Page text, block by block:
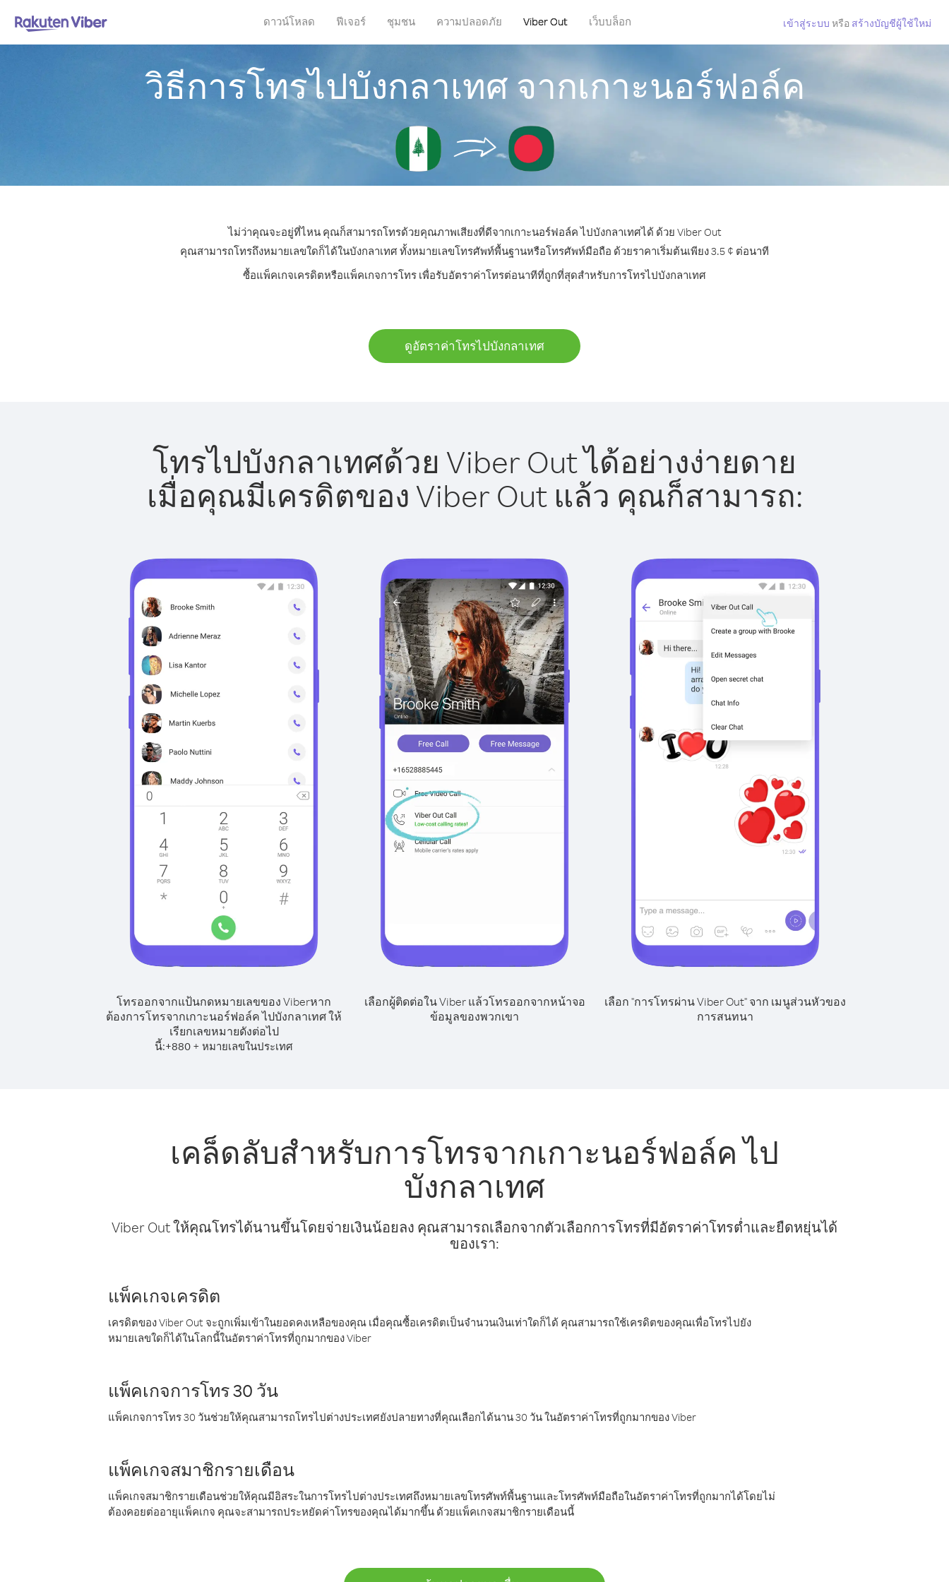
ดาวน์โหลด ฟีเจอร์ ชุมชน ความปลอดภัย Viber Out เว็บบล็อก เข้าสู่ระบบ หรือ สร้างบัญชีผู้ใช้ใหม่
วิธีการโทรไปบังกลาเทศ จากเกาะนอร์ฟอล์ค
ไม่ว่าคุณจะอยู่ที่ไหน คุณก็สามารถโทรด้วยคุณภาพเสียงที่ดีจากเกาะนอร์ฟอล์ค ไปบังกลาเทศได้ ด้วย Viber Out
คุณสามารถโทรถึงหมายเลขใดก็ได้ในบังกลาเทศ ทั้งหมายเลขโทรศัพท์พื้นฐานหรือโทรศัพท์มือถือ ด้วยราคาเริ่มต้นเพียง 3.5 ¢ ต่อนาที
ซื้อแพ็คเกจเครดิตหรือแพ็คเกจการโทร เพื่อรับอัตราค่าโทรต่อนาทีที่ถูกที่สุดสำหรับการโทรไปบังกลาเทศ
ดูอัตราค่าโทรไปบังกลาเทศ
โทรไปบังกลาเทศด้วย Viber Out ได้อย่างง่ายดาย
เมื่อคุณมีเครดิตของ Viber Out แล้ว คุณก็สามารถ:
โทรออกจากแป้นกดหมายเลขของ Viberหาก
ต้องการโทรจากเกาะนอร์ฟอล์ค ไปบังกลาเทศ ให้
เรียกเลขหมายดังต่อไป
นี้:+880 + หมายเลขในประเทศ
เลือกผู้ติดต่อใน Viber แล้วโทรออกจากหน้าจอ
ข้อมูลของพวกเขา
เลือก "การโทรผ่าน Viber Out" จาก เมนูส่วนหัวของ
การสนทนา
เคล็ดลับสำหรับการโทรจากเกาะนอร์ฟอล์ค ไป
บังกลาเทศ
Viber Out ให้คุณโทรได้นานขึ้นโดยจ่ายเงินน้อยลง คุณสามารถเลือกจากตัวเลือกการโทรที่มีอัตราค่าโทรต่ำและยืดหยุ่นได้
ของเรา:
แพ็คเกจเครดิต
เครดิตของ Viber Out จะถูกเพิ่มเข้าในยอดคงเหลือของคุณ เมื่อคุณซื้อเครดิตเป็นจำนวนเงินเท่าใดก็ได้ คุณสามารถใช้เครดิตของคุณเพื่อโทรไปยัง
หมายเลขใดก็ได้ในโลกนี้ในอัตราค่าโทรที่ถูกมากของ Viber
แพ็คเกจการโทร 30 วัน
แพ็คเกจการโทร 30 วันช่วยให้คุณสามารถโทรไปต่างประเทศยังปลายทางที่คุณเลือกได้นาน 30 วัน ในอัตราค่าโทรที่ถูกมากของ Viber
แพ็คเกจสมาชิกรายเดือน
แพ็คเกจสมาชิกรายเดือนช่วยให้คุณมีอิสระในการโทรไปต่างประเทศถึงหมายเลขโทรศัพท์พื้นฐานและโทรศัพท์มือถือในอัตราค่าโทรที่ถูกมากได้โดยไม่
ต้องคอยต่ออายุแพ็คเกจ คุณจะสามารถประหยัดค่าโทรของคุณได้มากขึ้น ด้วยแพ็คเกจสมาชิกรายเดือนนี้